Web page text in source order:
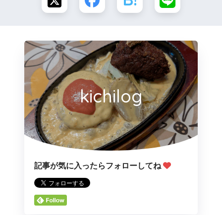
kichilog
記事が気に入ったらフォローしてね